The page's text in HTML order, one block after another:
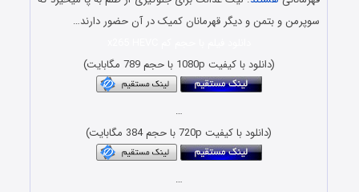
سوپرمن و بتمن و دیگر قهرمانان کمیک در آن حضور دارند…
(دانلود با کیفیت 1080p با حجم 789 مگابایت)
…
(دانلود با کیفیت 720p با حجم 384 مگابایت)
…